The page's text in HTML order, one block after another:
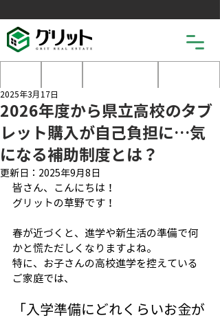
2026年度から県立高校のタブ
レット購入が自己負担に…気
になる補助制度とは？
2025年3月17日
更新日： 2025年9月8日
皆さん、こんにちは！
グリットの草野です！
春が近づくと、進学や新生活の準備で何
かと慌ただしくなりますよね。
特に、お子さんの高校進学を控えている
ご家庭では、
「入学準備にどれくらいお金が